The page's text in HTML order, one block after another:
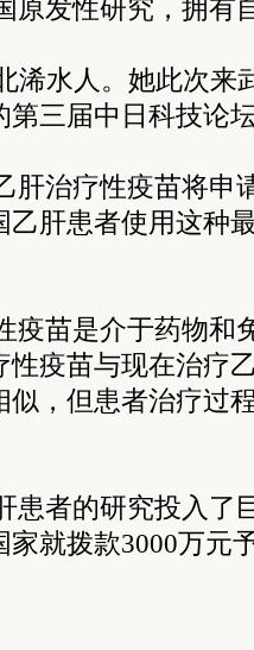
原发性研究，拥有
浠水人。她此次来
第三届中日科技论
肝治疗性疫苗将申
乙肝患者使用这种
疫苗是介于药物
性疫苗与现在治疗
似，但患者治疗过
患者的研究投入了
就拨款3000万元